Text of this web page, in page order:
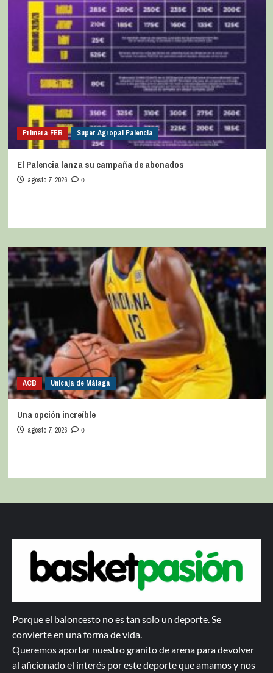
Primera FEB Super Agropal Palencia
El Palencia lanza su campaña de abonados
agosto 7, 2026 0
ACB Unicaja de Málaga
Una opción increíble
agosto 7, 2026 0
Porque el baloncesto no es tan solo un deporte. Se
convierte en una forma de vida.
Queremos aportar nuestro granito de arena para devolver
al aficionado el interés por este deporte que amamos y nos